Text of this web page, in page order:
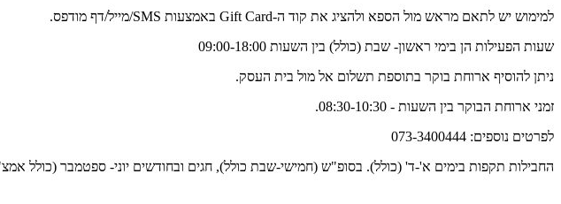
למימוש יש לתאם מראש מול הספא ולהציג את קוד ה-Gift Card באמצעות SMS/מייל/דף מודפס.
שעות הפעילות הן בימי ראשון- שבת (כולל) בין השעות 09:00-18:00
ניתן להוסיף ארוחת בוקר בתוספת תשלום אל מול בית העסק.
זמני ארוחת הבוקר בין השעות - 08:30-10:30.
לפרטים נוספים: 073-3400444
החבילות תקפות בימים א'-ד' (כולל). בסופ"ש (חמישי-שבת כולל), חגים ובחודשים יוני- ספטמבר (כולל